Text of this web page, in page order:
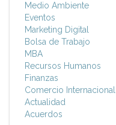
Medio Ambiente
Eventos
Marketing Digital
Bolsa de Trabajo
MBA
Recursos Humanos
Finanzas
Comercio Internacional
Actualidad
Acuerdos